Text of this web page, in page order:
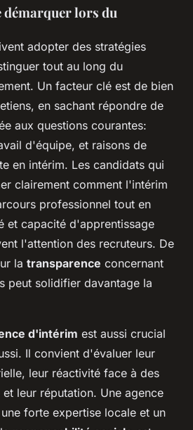
démarquer lors du
adopter des stratégies
tout au long du
Un facteur clé est de bien
en sachant répondre de
aux questions courantes:
d'équipe, et raisons de
en intérim. Les candidats qui
clairement comment l'intérim
professionnel tout en
et capacité d'apprentissage
l'attention des recruteurs. De
la transparence concernant
peut solidifier davantage la
d'intérim est aussi crucial
Il convient d'évaluer leur
leur réactivité face à des
leur réputation. Une agence
forte expertise locale et un